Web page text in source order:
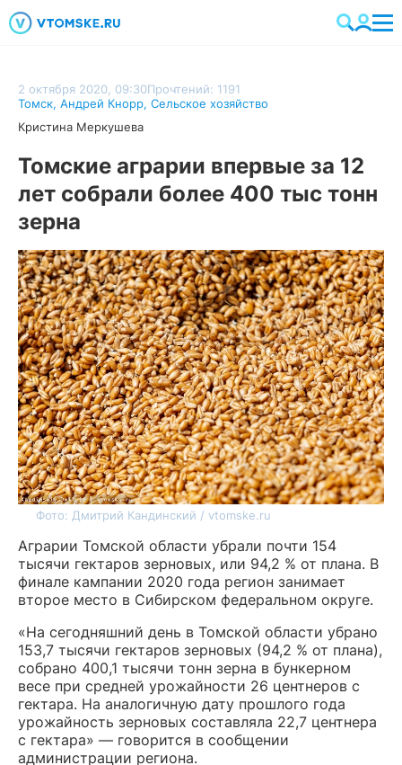
2 октября 2020, 09:30Прочтений: 1191
Томск, Андрей Кнорр, Сельское хозяйство
Кристина Меркушева
Томские аграрии впервые за 12
лет собрали более 400 тыс тонн
зерна
Фото: Дмитрий Кандинский / vtomske.ru
Аграрии Томской области убрали почти 154
тысячи гектаров зерновых, или 94,2 % от плана. В
финале кампании 2020 года регион занимает
второе место в Сибирском федеральном округе.
«На сегодняшний день в Томской области убрано
153,7 тысячи гектаров зерновых (94,2 % от плана),
собрано 400,1 тысячи тонн зерна в бункерном
весе при средней урожайности 26 центнеров с
гектара. На аналогичную дату прошлого года
урожайность зерновых составляла 22,7 центнера
с гектара» — говорится в сообщении
администрации региона.